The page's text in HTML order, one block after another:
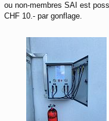
ou non-membres SAI est
CHF 10.- par gonflage.